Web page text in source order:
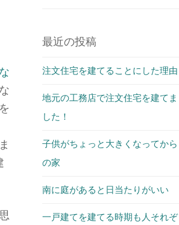
最近の投稿
注文住宅を建てることにした理由
地元の工務店で注文住宅を建てま
した！
子供がちょっと大きくなってから
の家
南に庭があると日当たりがいい
一戸建てを建てる時期も人それぞ